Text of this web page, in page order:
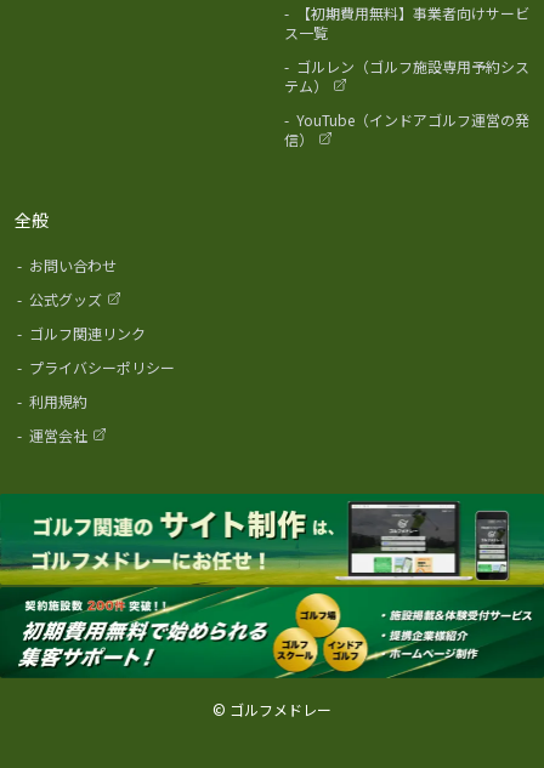
-
【初期費用無料】事業者向けサービ
ス一覧
- ゴルレン（ゴルフ施設専用予約シス
テム）
- YouTube（インドアゴルフ運営の発
信）
全般
- お問い合わせ
- 公式グッズ
- ゴルフ関連リンク
- プライバシーポリシー
- 利用規約
- 運営会社
© ゴルフメドレー